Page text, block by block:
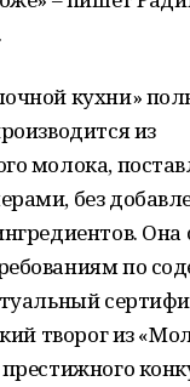
кухни»
из
молока,
без
Она
по
творог из